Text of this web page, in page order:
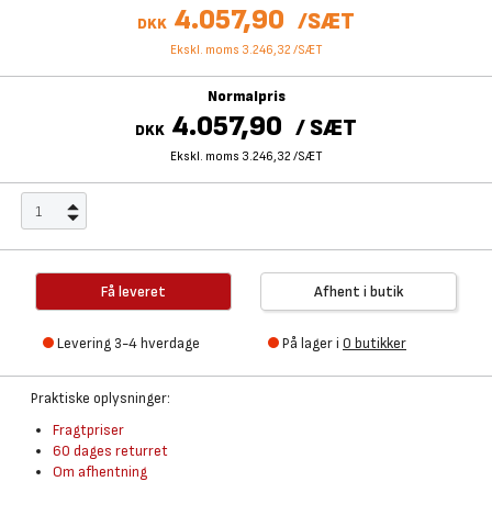
DKK 4.057,90 /SÆT
Ekskl. moms 3.246,32 /SÆT
Normalpris
DKK 4.057,90 /SÆT
Ekskl. moms 3.246,32 /SÆT
Få leveret
Levering 3-4 hverdage
Afhent i butik
På lager i 0 butikker
Praktiske oplysninger:
Fragtpriser
60 dages returret
Om afhentning